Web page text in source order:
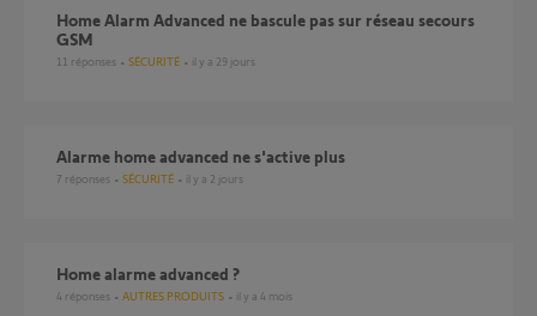
Home Alarm Advanced ne bascule pas sur réseau secours
GSM
11 réponses SÉCURITÉ il y a 29 jours
Alarme home advanced ne s'active plus
7 réponses SÉCURITÉ il y a 2 jours
Home alarme advanced ?
4 réponses AUTRES PRODUITS il y a 4 mois